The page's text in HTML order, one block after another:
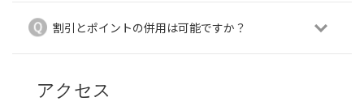
割引とポイントの併用は可能ですか？
アクセス